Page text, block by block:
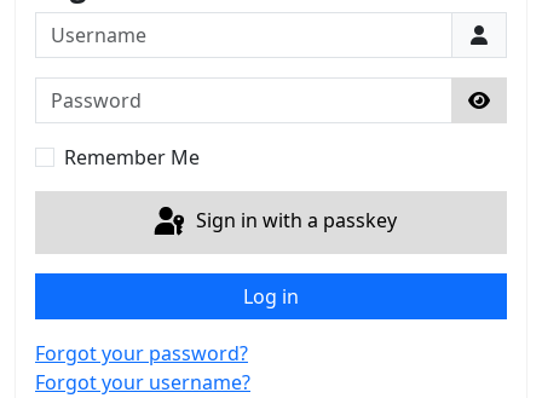
Username
Password
Show
Remember Me
Sign in with a passkey
Log in
Forgot your password?
Forgot your username?